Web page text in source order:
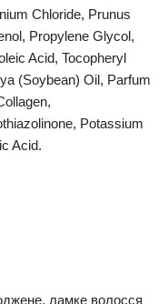
Chloride, Prunus
Propylene Glycol,
Acid, Tocopheryl
(Soybean) Oil, Parfum
Potassium
Acid.
ламке волосся